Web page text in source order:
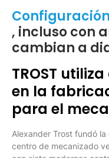
, incluso con
cambian a
TROST
en la
para el
Alexander Trost fundó
centro de mecanizado